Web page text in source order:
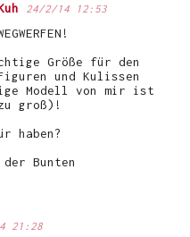
24/2/14 12:53
Größe für den
und Kulissen
Modell von mir ist
groß)!
haben?
der Bunten
21:28